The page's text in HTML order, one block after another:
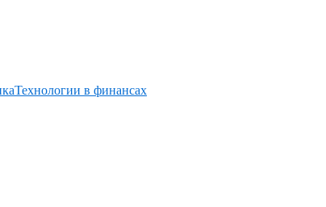
Технологии в финансах